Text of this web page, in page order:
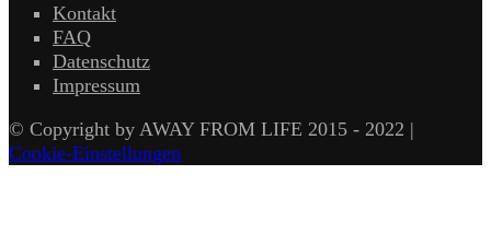
Kontakt
FAQ
Datenschutz
Impressum
© Copyright by AWAY FROM LIFE 2015 - 2022 |
Cookie-Einstellungen